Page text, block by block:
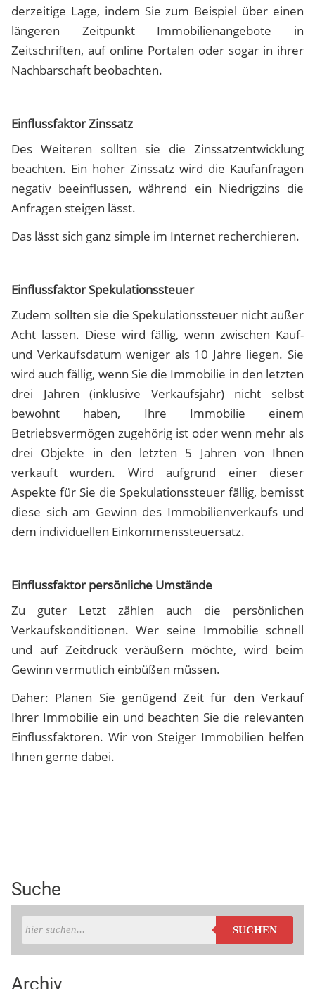
derzeitige Lage, indem Sie zum Beispiel über einen
längeren Zeitpunkt Immobilienangebote in
Zeitschriften, auf online Portalen oder sogar in ihrer
Nachbarschaft beobachten.
Einflussfaktor Zinssatz
Des Weiteren sollten sie die Zinssatzentwicklung
beachten. Ein hoher Zinssatz wird die Kaufanfragen
negativ beeinflussen, während ein Niedrigzins die
Anfragen steigen lässt.
Das lässt sich ganz simple im Internet recherchieren.
Einflussfaktor Spekulationssteuer
Zudem sollten sie die Spekulationssteuer nicht außer
Acht lassen. Diese wird fällig, wenn zwischen Kauf-
und Verkaufsdatum weniger als 10 Jahre liegen. Sie
wird auch fällig, wenn Sie die Immobilie in den letzten
drei Jahren (inklusive Verkaufsjahr) nicht selbst
bewohnt haben, Ihre Immobilie einem
Betriebsvermögen zugehörig ist oder wenn mehr als
drei Objekte in den letzten 5 Jahren von Ihnen
verkauft wurden. Wird aufgrund einer dieser
Aspekte für Sie die Spekulationssteuer fällig, bemisst
diese sich am Gewinn des Immobilienverkaufs und
dem individuellen Einkommenssteuersatz.
Einflussfaktor persönliche Umstände
Zu guter Letzt zählen auch die persönlichen
Verkaufskonditionen. Wer seine Immobilie schnell
und auf Zeitdruck veräußern möchte, wird beim
Gewinn vermutlich einbüßen müssen.
Daher: Planen Sie genügend Zeit für den Verkauf
Ihrer Immobilie ein und beachten Sie die relevanten
Einflussfaktoren. Wir von Steiger Immobilien helfen
Ihnen gerne dabei.
Suche
SUCHEN
Archiv